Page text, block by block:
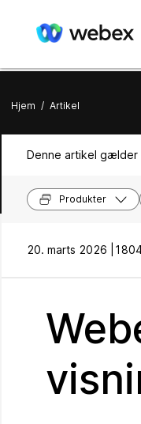
Hjem / Artikel
Denne artikel gælder
Produkter
20. marts 2026 |